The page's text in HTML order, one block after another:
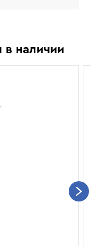
в наличии